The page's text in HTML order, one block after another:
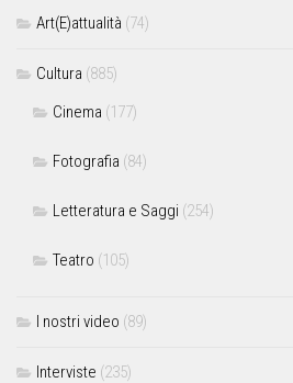
Art(E)attualità (74)
Cultura (885)
Cinema (177)
Fotografia (84)
Letteratura e Saggi (254)
Teatro (105)
I nostri video (89)
Interviste (235)